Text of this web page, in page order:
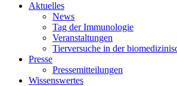
Aktuelles
News
Tag der Immunologie
Veranstaltungen
Tierversuche in der
Presse
Pressemitteilungen
Wissenswertes